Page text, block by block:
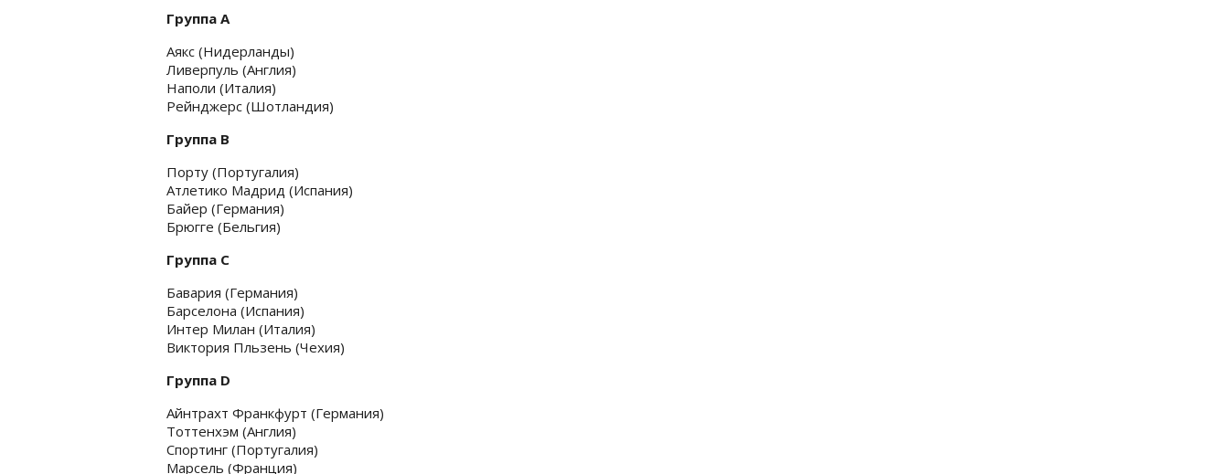
Группа А
Аякс (Нидерланды)
Ливерпуль (Англия)
Наполи (Италия)
Рейнджерс (Шотландия)
Группа B
Порту (Португалия)
Атлетико Мадрид (Испания)
Байер (Германия)
Брюгге (Бельгия)
Группа C
Бавария (Германия)
Барселона (Испания)
Интер Милан (Италия)
Виктория Пльзень (Чехия)
Группа D
Айнтрахт Франкфурт (Германия)
Тоттенхэм (Англия)
Спортинг (Португалия)
Марсель (Франция)